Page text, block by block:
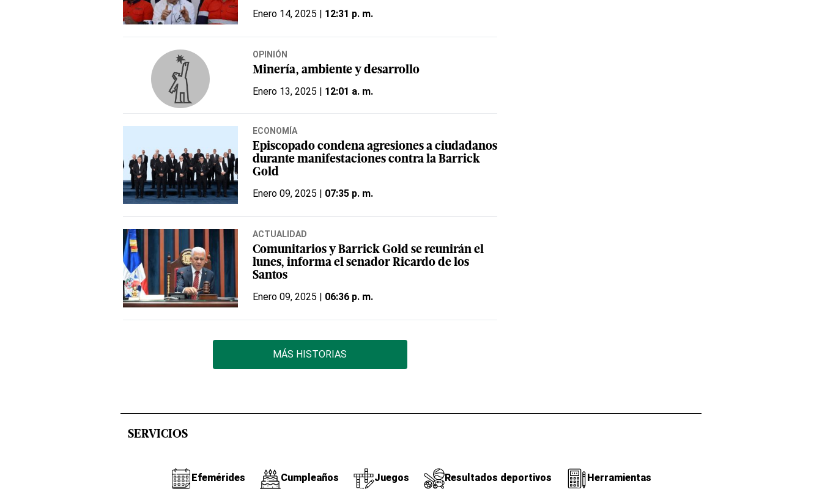
Enero 14, 2025 | 12:31 p. m.
OPINIÓN
Minería, ambiente y desarrollo
Enero 13, 2025 | 12:01 a. m.
ECONOMÍA
Episcopado condena agresiones a ciudadanos
durante manifestaciones contra la Barrick
Gold
Enero 09, 2025 | 07:35 p. m.
ACTUALIDAD
Comunitarios y Barrick Gold se reunirán el
lunes, informa el senador Ricardo de los
Santos
Enero 09, 2025 | 06:36 p. m.
MÁS HISTORIAS
SERVICIOS
Efemérides Cumpleaños Juegos Resultados deportivos Herramientas